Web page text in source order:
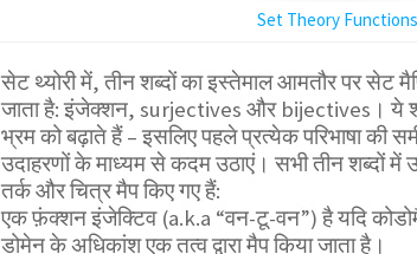
Set Theory Functions
सेट थ्योरी में, तीन शब्दों का इस्तेमाल आमतौर पर सेट
जाता है: इंजेक्शन, surjectives और bijectives। ये
भ्रम को बढ़ाते हैं – इसलिए पहले प्रत्येक परिभाषा की
उदाहरणों के माध्यम से कदम उठाएं। सभी तीन शब्दों में
तर्क और चित्र मैप किए गए हैं:
एक फ़ंक्शन इंजेक्टिव (a.k.a “वन-टू-वन”) है यदि
डोमेन के अधिकांश एक तत्व द्वारा मैप किया जाता है।